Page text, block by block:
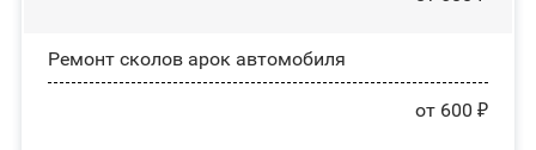
Ремонт сколов арок автомобиля
от 600 ₽